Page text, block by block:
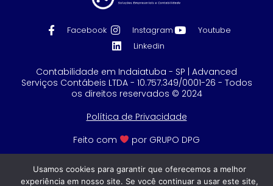
Facebook Instagram
Youtube
Linkedin
Contabilidade em Indaiatuba - SP | Advanced
Serviços Contábeis LTDA - 10.757.349/0001-26 - Todos
os direitos reservados © 2024
Política de Privacidade
Feito com
por GRUPO DPG
Usamos cookies para garantir que oferecemos a melhor
experiência em nosso site. Se você continuar a usar este site,